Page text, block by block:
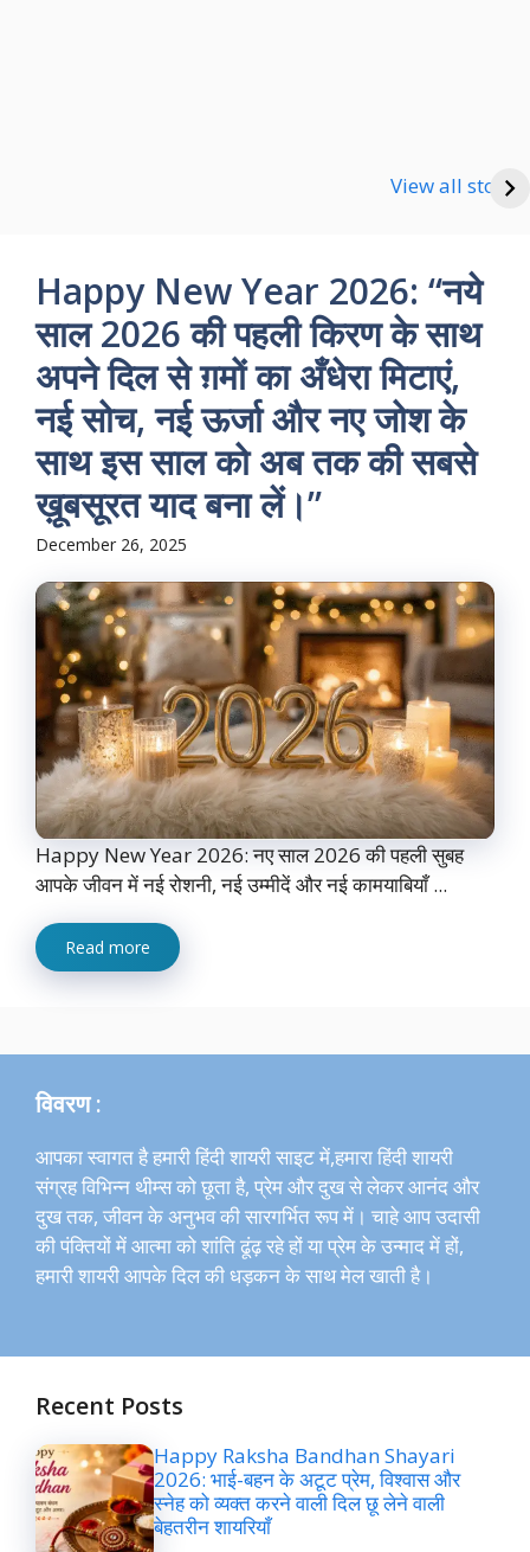
View all stories
Good Night Shayari
Happy New Year 2026: “नये
साल 2026 की पहली किरण के साथ
अपने दिल से ग़मों का अँधेरा मिटाएं,
नई सोच, नई ऊर्जा और नए जोश के
साथ इस साल को अब तक की सबसे
ख़ूबसूरत याद बना लें।”
December 26, 2025
Happy New Year 2026: नए साल 2026 की पहली सुबह
आपके जीवन में नई रोशनी, नई उम्मीदें और नई कामयाबियाँ ...
Read more
विवरण :
आपका स्वागत है हमारी हिंदी शायरी साइट में,हमारा हिंदी शायरी
संग्रह विभिन्न थीम्स को छूता है, प्रेम और दुख से लेकर आनंद और
दुख तक, जीवन के अनुभव की सारगर्भित रूप में। चाहे आप उदासी
की पंक्तियों में आत्मा को शांति ढूंढ़ रहे हों या प्रेम के उन्माद में हों,
हमारी शायरी आपके दिल की धड़कन के साथ मेल खाती है।
Recent Posts
Happy Raksha Bandhan Shayari
2026: भाई-बहन के अटूट प्रेम, विश्वास और
स्नेह को व्यक्त करने वाली दिल छू लेने वाली
बेहतरीन शायरियाँ